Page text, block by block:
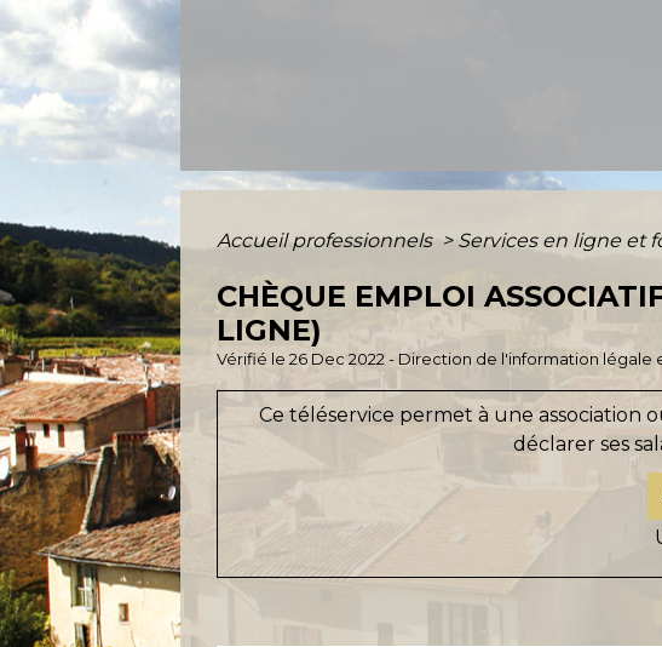
Accueil professionnels > Services en ligne et
CHÈQUE EMPLOI
LIGNE)
Vérifié le 26 Dec 2022 - Direction de l'information légale
Ce téléservice permet à une association
déclarer ses